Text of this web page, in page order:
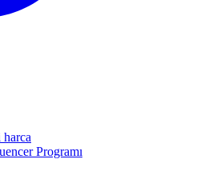
Programı